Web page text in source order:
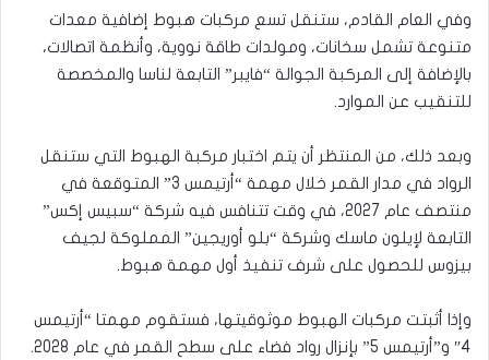
وفي العام القادم، ستنقل تسع مركبات هبوط إضافية معدات
متنوعة تشمل سخانات، ومولدات طاقة نووية، وأنظمة اتصالات،
بالإضافة إلى المركبة الجوالة “فايبر” التابعة لناسا والمخصصة
للتنقيب عن الموارد.
وبعد ذلك، من المنتظر أن يتم اختبار مركبة الهبوط التي ستنقل
الرواد في مدار القمر خلال مهمة “أرتيمس 3” المتوقعة في
منتصف عام 2027، في وقت تتنافس فيه شركة “سبيس إكس”
التابعة لإيلون ماسك وشركة “بلو أوريجين” المملوكة لجيف
بيزوس للحصول على شرف تنفيذ أول مهمة هبوط.
وإذا أثبتت مركبات الهبوط موثوقيتها، فستقوم مهمتا “أرتيمس
4″ و”أرتيمس 5” بإنزال رواد فضاء على سطح القمر في عام 2028.